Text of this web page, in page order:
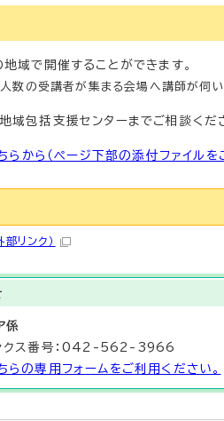
域で開催することができます。
数の受講者が集まる会場へ講師が伺い
域包括支援センターまでご相談くだ
から（ページ下部の添付ファイルを
部リンク）
係
ス番号：042-562-3966
の専用フォームをご利用ください。